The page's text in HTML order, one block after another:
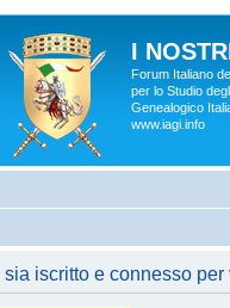
I
Forum Italiano
per lo Studio
Genealogico
www.iagi.info
sia iscritto e connesso